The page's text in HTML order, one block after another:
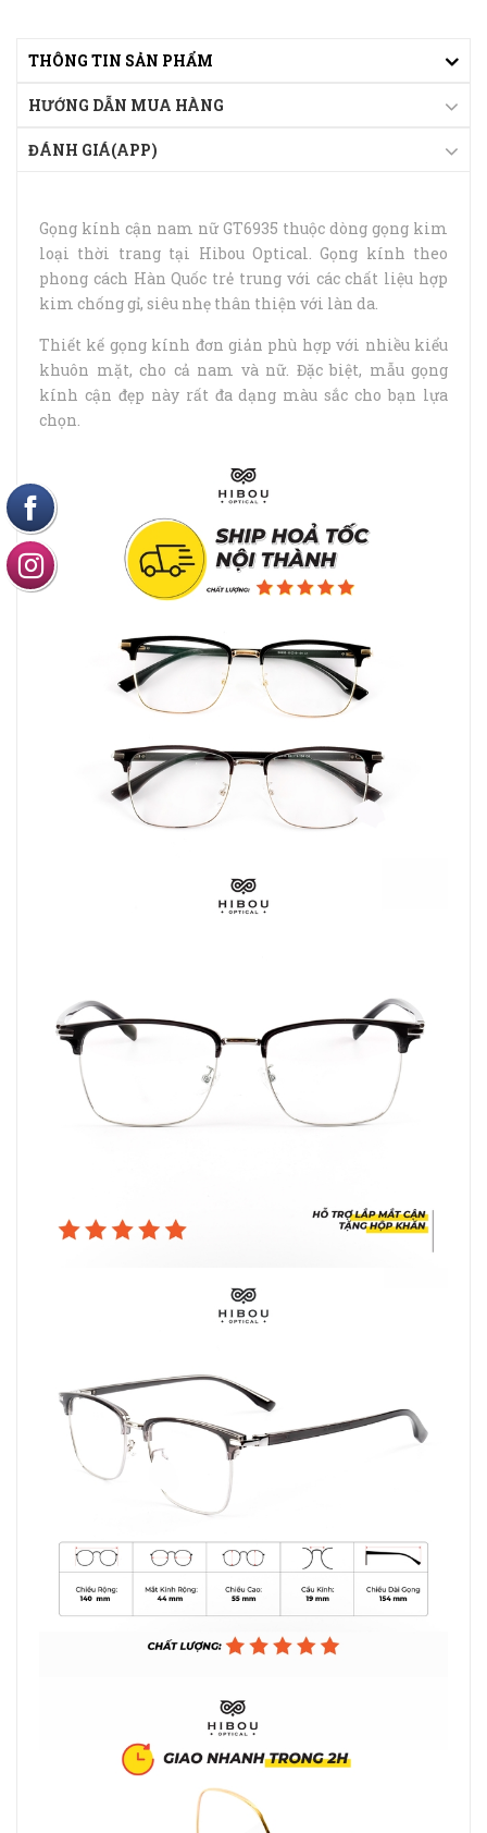
THÔNG TIN SẢN PHẨM
HƯỚNG DẪN MUA HÀNG
ĐÁNH GIÁ(APP)
Gọng kính cận nam nữ GT6935 thuộc dòng gọng kim
loại thời trang tại Hibou Optical. Gọng kính theo
phong cách Hàn Quốc trẻ trung với các chất liệu hợp
kim chống gỉ, siêu nhẹ thân thiện với làn da.
Thiết kế gọng kính đơn giản phù hợp với nhiều kiểu
khuôn mặt, cho cả nam và nữ. Đặc biệt, mẫu gọng
kính cận đẹp này rất đa dạng màu sắc cho bạn lựa
chọn.